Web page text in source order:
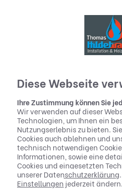
Diese Webseite
Ihre Zustimmung können Sie
Wir verwenden auf dieser
Technologien, um Ihnen ein
Nutzungserlebnis zu bieten.
Cookies auch ablehnen und
technisch notwendigen
Informationen, sowie eine
Cookies und eingesetzten
unsererDatenschutzerklärung
Einstellungen jederzeit ändern.